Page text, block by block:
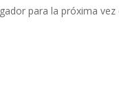
para la próxima vez